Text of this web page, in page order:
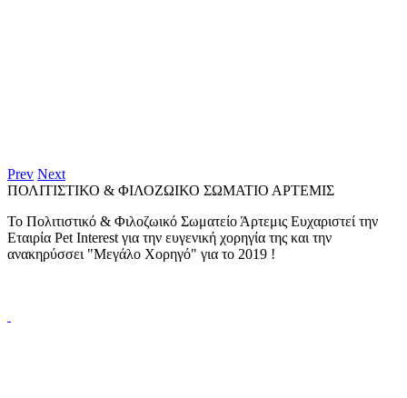
Prev Next
ΠΟΛΙΤΙΣΤΙΚΟ & ΦΙΛΟΖΩΙΚΟ ΣΩΜΑΤΙΟ ΑΡΤΕΜΙΣ
Το Πολιτιστικό & Φιλοζωικό Σωματείο Άρτεμις Ευχαριστεί την
Εταιρία Pet Interest για την ευγενική χορηγία της και την
ανακηρύσσει "Μεγάλο Χορηγό" για το 2019 !